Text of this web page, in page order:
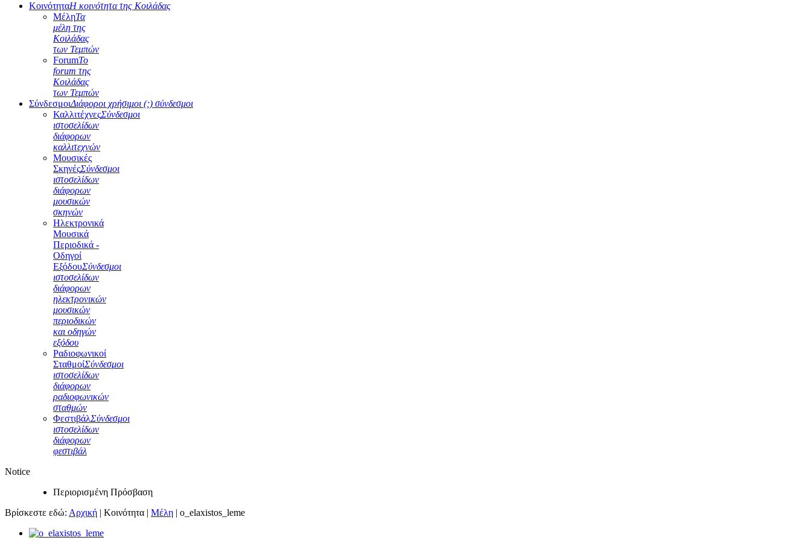
ΚοινότηταΗ κοινότητα της Κοιλάδας
ΜέληΤα
μέλη της
Κοιλάδας
των Τεμπών
ForumΤο
forum της
Κοιλάδας
των Τεμπών
ΣύνδεσμοιΔιάφοροι χρήσιμοι (;) σύνδεσμοι
ΚαλλιτέχνεςΣύνδεσμοι
ιστοσελίδων
διάφορων
καλλιτεχνών
Μουσικές
ΣκηνέςΣύνδεσμοι
ιστοσελίδων
διάφορων
μουσικών
σκηνών
Ηλεκτρονικά
Μουσικά
Περιοδικά -
Οδηγοί
ΕξόδουΣύνδεσμοι
ιστοσελίδων
διάφορων
ηλεκτρονικών
μουσικών
περιοδικών
και οδηγών
εξόδου
Ραδιοφωνικοί
ΣταθμοίΣύνδεσμοι
ιστοσελίδων
διάφορων
ραδιοφωνικών
σταθμών
ΦεστιβάλΣύνδεσμοι
ιστοσελίδων
διάφορων
φεστιβάλ
Notice
Περιορισμένη Πρόσβαση
Βρίσκεστε εδώ: Αρχική | Κοινότητα | Μέλη | o_elaxistos_leme